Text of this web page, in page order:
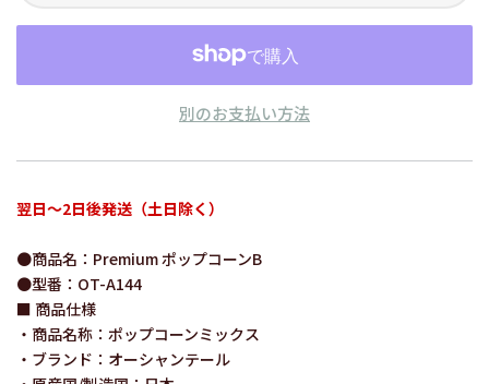
別のお支払い方法
翌日～2日後発送（土日除く）
●商品名：Premium ポップコーンB
●型番：OT-A144
■ 商品仕様
・商品名称：ポップコーンミックス
・ブランド：オーシャンテール